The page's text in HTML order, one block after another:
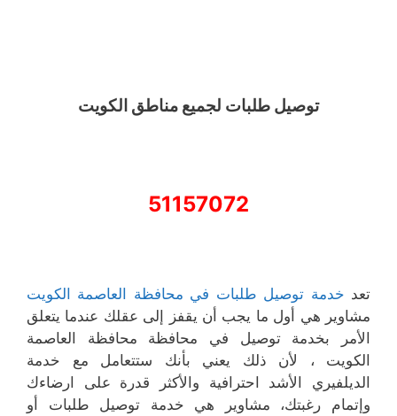
توصيل طلبات لجميع مناطق الكويت
51157072
تعد خدمة توصيل طلبات في محافظة العاصمة الكويت
مشاوير هي أول ما يجب أن يقفز إلى عقلك عندما يتعلق
الأمر بخدمة توصيل في محافظة محافظة العاصمة
الكويت ، لأن ذلك يعني بأنك ستتعامل مع خدمة
الديلفيري الأشد احترافية والأكثر قدرة على ارضاءك
وإتمام رغبتك، مشاوير هي خدمة توصيل طلبات أو